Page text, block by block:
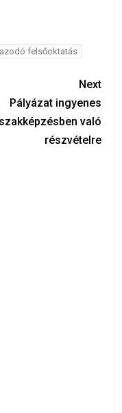
felsőoktatás
Next
Pályázat ingyenes
szakképzésben való
részvételre